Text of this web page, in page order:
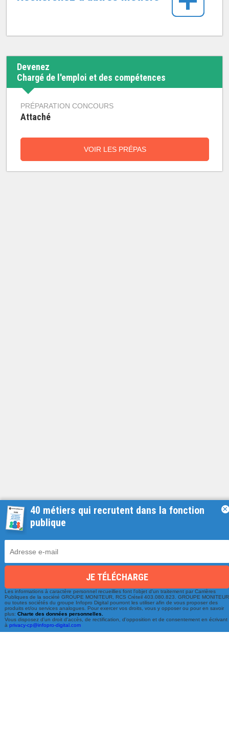
Devenez
Chargé de l'emploi et des compétences
PRÉPARATION CONCOURS
Attaché
VOIR LES PRÉPAS
Une équipe à votre écoute
du lundi au vendredi de 9h à 17h
01 79 06 76 68
40 métiers qui recrutent dans la fonction
publique
Les informations à caractère personnel recueillies font l'objet d'un traitement par Carrières
Publiques de la société GROUPE MONITEUR, RCS Créteil 403.080.823. GROUPE MONITEUR
ou toutes sociétés du groupe Infopro Digital pourront les utiliser afin de vous proposer des
produits et/ou services analogues. Pour exercer vos droits, vous y opposer ou pour en savoir
plus:Charte des données personnelles.
Vous disposez d'un droit d'accès, de rectification, d'opposition et de consentement en écrivant
àprivacy-cp@infopro-digital.com
×